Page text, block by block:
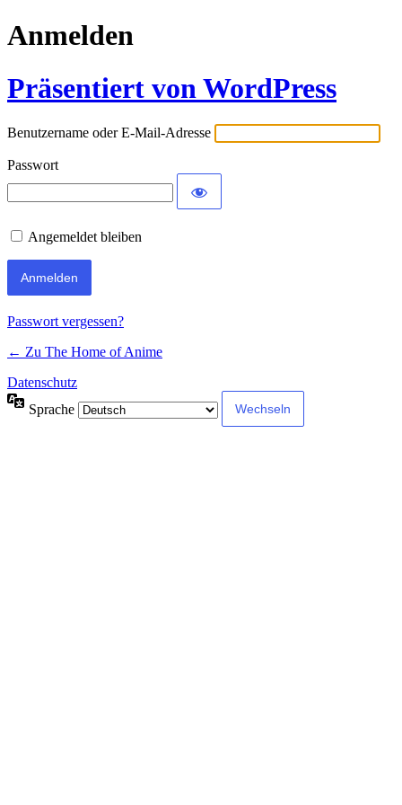
Anmelden
Präsentiert von WordPress
Benutzername oder E-Mail-Adresse
Passwort
Angemeldet bleiben
Passwort vergessen?
← Zu The Home of Anime
Datenschutz
Sprache